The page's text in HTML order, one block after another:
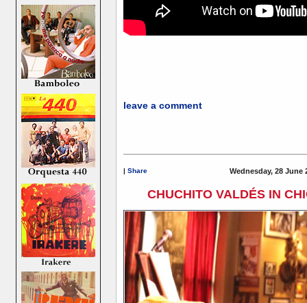
leave a comment
Share Wednesday, 28 June
CHUCHITO VALDÉS IN